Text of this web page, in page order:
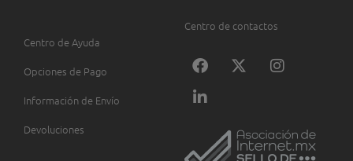
Centro de Ayuda
Opciones de Pago
Información de Envío
Devoluciones
Centro de contactos
F
a
e
o
X
-
t
t
I
n
g
r
L
i
k
i